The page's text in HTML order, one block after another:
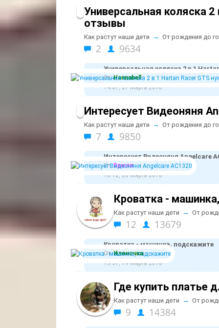
Универсальная коляска
отзывы
Как растут наши дети → От рождения до
2 9634
Универсальная коляска 2 в 1
От:Hannabell
14:07, 27 Марта 2018
Интересует Видеоняня
Как растут наши дети → От рождения до
7 9850
Интересует Видеоняня Angelcare
От:Брюля
18:12, 26 Марта 2018
Кроватка -
Как растут наши дети → От
12 13679
Кроватка - машинка, подскажите
От:Илоночка
13:37, 19 Марта 2018
Где купить платье
Как растут наши дети → От
9 14384